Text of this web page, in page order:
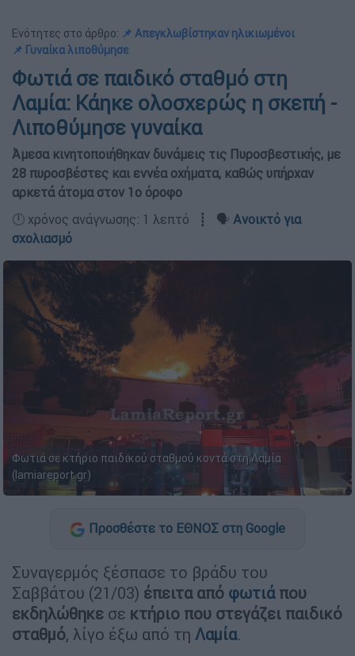
Ενότητες στο άρθρο: 📌 Απεγκλωβίστηκαν ηλικιωμένοι
📌 Γυναίκα λιποθύμησε
Φωτιά σε παιδικό σταθμό στη
Λαμία: Κάηκε ολοσχερώς η σκεπή -
Λιποθύμησε γυναίκα
Άμεσα κινητοποιήθηκαν δυνάμεις τις Πυροσβεστικής, με
28 πυροσβέστες και εννέα οχήματα, καθώς υπήρχαν
αρκετά άτομα στον 1ο όροφο
🕛 χρόνος ανάγνωσης: 1 λεπτό ┋ 🗣️ Ανοικτό για
σχολιασμό
Φωτιά σε κτήριο παιδικού σταθμού κοντά στη Λαμία
(lamiareport.gr)
Προσθέστε το ΕΘΝΟΣ στη Google
Συναγερμός ξέσπασε το βράδυ του
Σαββάτου (21/03) έπειτα από φωτιά που
εκδηλώθηκε σε κτήριο που στεγάζει παιδικό
σταθμό, λίγο έξω από τη Λαμία.